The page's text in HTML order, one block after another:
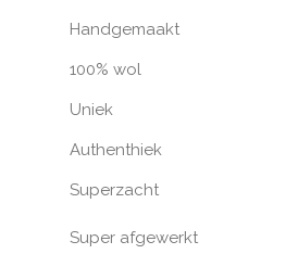
Handgemaakt
100% wol
Uniek
Authenthiek
Superzacht
Super afgewerkt